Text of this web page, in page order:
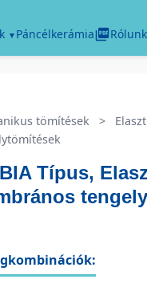
Páncélkerámia Rólunk
tömítések >
Típus,